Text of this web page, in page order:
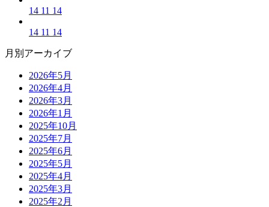
14 11 14
14 11 14
月別アーカイブ
2026年5月
2026年4月
2026年3月
2026年1月
2025年10月
2025年7月
2025年6月
2025年5月
2025年4月
2025年3月
2025年2月